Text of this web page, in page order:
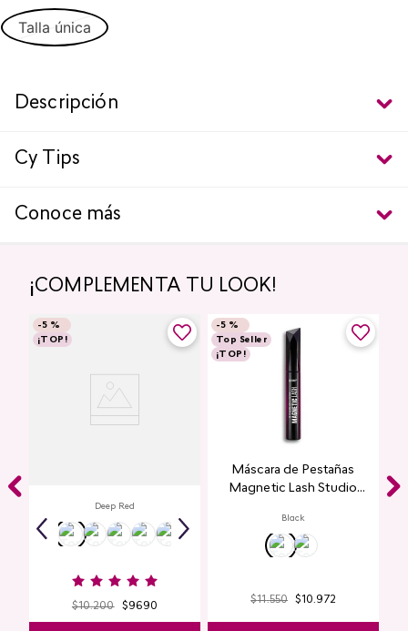
Talla única
Descripción
Cy Tips
Conoce más
¡COMPLEMENTA TU LOOK!
-5 %
¡TOP!
Deep Red
$10.200 $9690
-5 %
Top Seller
¡TOP!
Máscara de Pestañas
Magnetic Lash Studio
Black
$11.550 $ 10.972